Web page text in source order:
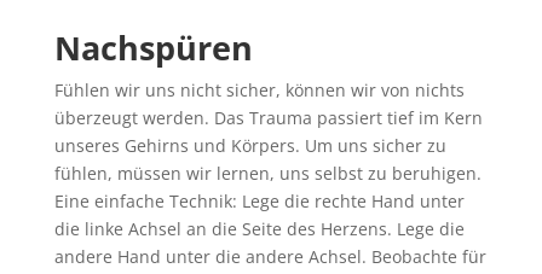
Nachspüren
Fühlen wir uns nicht sicher, können wir von nichts
überzeugt werden. Das Trauma passiert tief im Kern
unseres Gehirns und Körpers. Um uns sicher zu
fühlen, müssen wir lernen, uns selbst zu beruhigen.
Eine einfache Technik: Lege die rechte Hand unter
die linke Achsel an die Seite des Herzens. Lege die
andere Hand unter die andere Achsel. Beobachte für